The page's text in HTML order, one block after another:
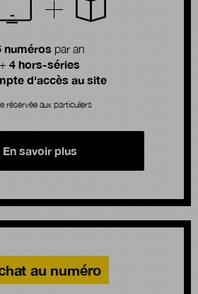
numérospar an
+ 4 hors-séries
d'accès au site
réservée aux particuliers
En savoir plus
au numéro